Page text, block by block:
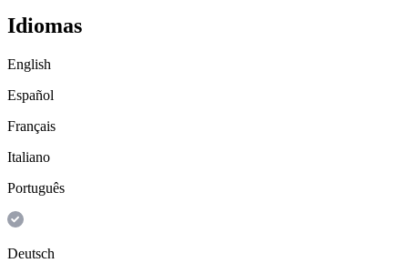
Idiomas
English
Español
Français
Italiano
Português
Deutsch